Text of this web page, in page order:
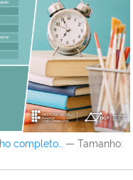
completo… — Tamanho: